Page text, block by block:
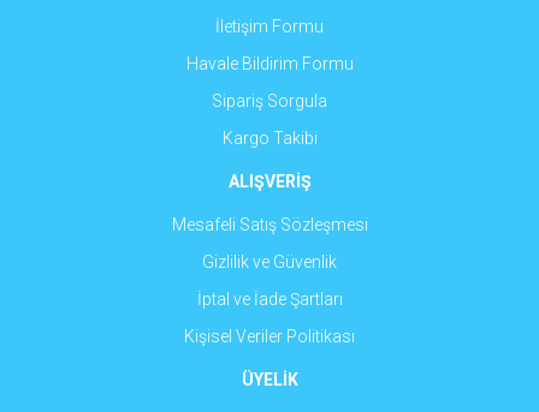
İletişim Formu
Havale Bildirim Formu
Sipariş Sorgula
Kargo Takibi
ALIŞVERİŞ
Mesafeli Satış Sözleşmesi
Gizlilik ve Güvenlik
İptal ve İade Şartları
Kişisel Veriler Politikası
ÜYELİK